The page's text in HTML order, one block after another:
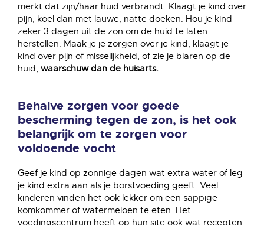
merkt dat zijn/haar huid verbrandt. Klaagt je kind over
pijn, koel dan met lauwe, natte doeken. Hou je kind
zeker 3 dagen uit de zon om de huid te laten
herstellen. Maak je je zorgen over je kind, klaagt je
kind over pijn of misselijkheid, of zie je blaren op de
huid, waarschuw dan de huisarts.
Behalve zorgen voor goede
bescherming tegen de zon, is het ook
belangrijk om te zorgen voor
voldoende vocht
Geef je kind op zonnige dagen wat extra water of leg
je kind extra aan als je borstvoeding geeft. Veel
kinderen vinden het ook lekker om een sappige
komkommer of watermeloen te eten. Het
voedingscentrum heeft op hun site ook wat recepten